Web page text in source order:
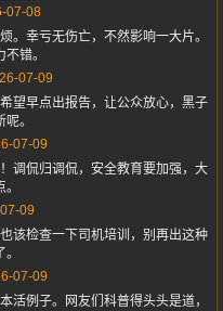
07-08
。幸亏无伤亡，不然影响一大片。
错。
07-09
望早点出报告，让公众放心，黑子
。
07-09
调侃归调侃，安全教育要加强，大
09
该检查一下司机培训，别再出这种
07-09
活例子。网友们科普得头头是道，